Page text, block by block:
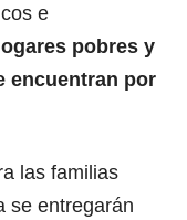
e
pobres y
encuentran por
las familias
se entregarán